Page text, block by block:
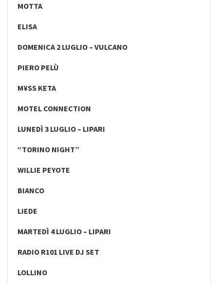
MOTTA
ELISA
DOMENICA 2 LUGLIO – VULCANO
PIERO PELÙ
M¥SS KETA
MOTEL CONNECTION
LUNEDÌ 3 LUGLIO – LIPARI
“TORINO NIGHT”
WILLIE PEYOTE
BIANCO
LIEDE
MARTEDÌ 4 LUGLIO – LIPARI
RADIO R101 LIVE DJ SET
LOLLINO